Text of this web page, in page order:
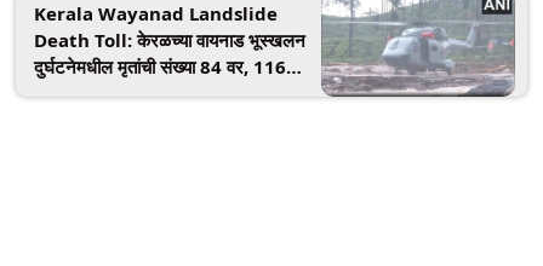
Kerala Wayanad Landslide
Death Toll: केरळच्या वायनाड भूस्खलन
दुर्घटनेमधील मृतांची संख्या 84 वर, 116